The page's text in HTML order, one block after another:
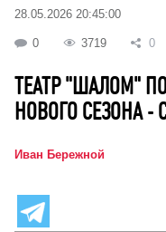
28.05.2026 20:45:00
0 3719 0
ТЕАТР "ШАЛОМ"
НОВОГО СЕЗОНА -
Иван Бережной